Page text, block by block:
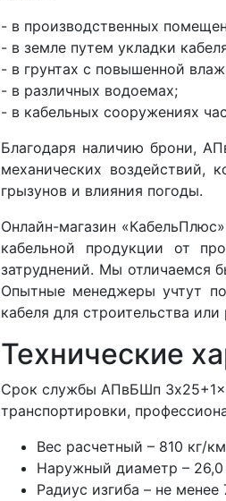
- в производственных
- в земле путем укладки
- в грунтах с повышенной
- в различных водоемах;
- в кабельных сооружениях
Благодаря наличию брони,
механических воздействий,
грызунов и влияния погоды.
Онлайн-магазин
кабельной продукции от
затруднений. Мы отличаемся
Опытные менеджеры учтут
кабеля для строительства
Технические
Срок службы АПвБШп
транспортировки,
Вес расчетный – 810 кг/
Наружный диаметр –
Радиус изгиба – не